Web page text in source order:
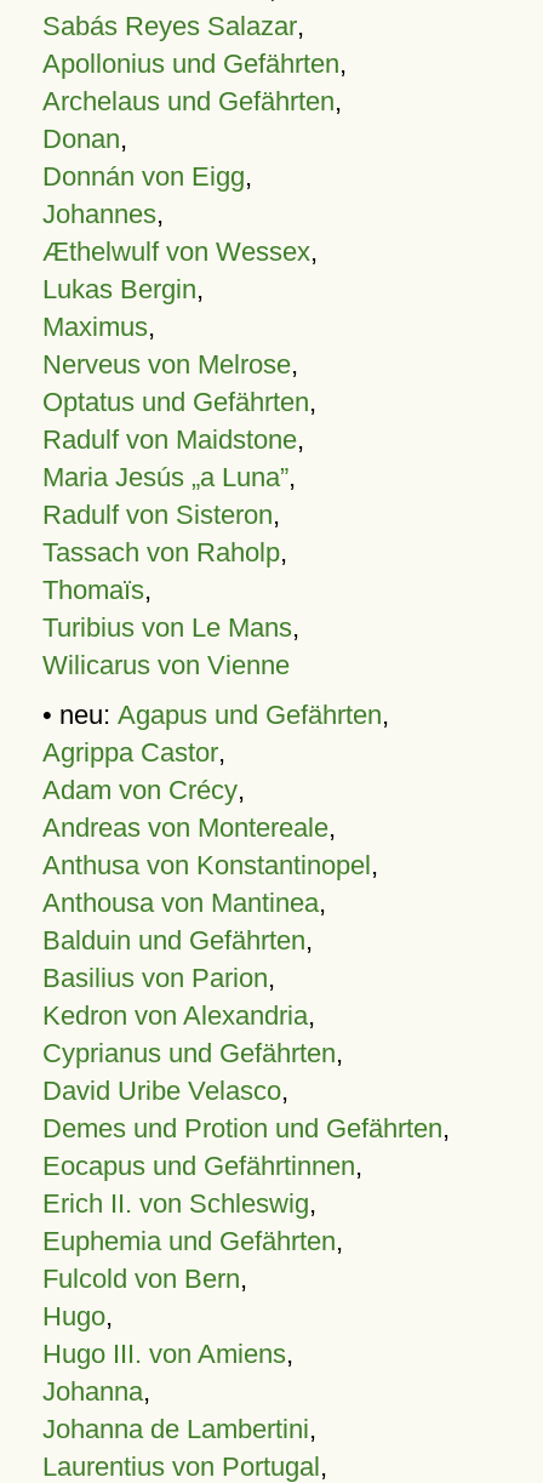
Sabás Reyes Salazar,
Apollonius und Gefährten,
Archelaus und Gefährten,
Donan,
Donnán von Eigg,
Johannes,
Æthelwulf von Wessex,
Lukas Bergin,
Maximus,
Nerveus von Melrose,
Optatus und Gefährten,
Radulf von Maidstone,
Maria Jesús „a Luna”,
Radulf von Sisteron,
Tassach von Raholp,
Thomaïs,
Turibius von Le Mans,
Wilicarus von Vienne
• neu: Agapus und Gefährten,
Agrippa Castor,
Adam von Crécy,
Andreas von Montereale,
Anthusa von Konstantinopel,
Anthousa von Mantinea,
Balduin und Gefährten,
Basilius von Parion,
Kedron von Alexandria,
Cyprianus und Gefährten,
David Uribe Velasco,
Demes und Protion und Gefährten,
Eocapus und Gefährtinnen,
Erich II. von Schleswig,
Euphemia und Gefährten,
Fulcold von Bern,
Hugo,
Hugo III. von Amiens,
Johanna,
Johanna de Lambertini,
Laurentius von Portugal,